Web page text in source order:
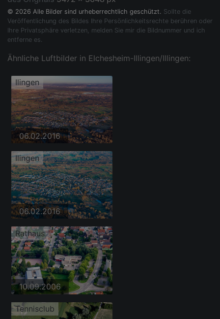
© 2026 Alle Bilder sind urheberrechtlich geschützt. Sollte die
Veröffentlichung des Bildes Ihre Persönlichkeitsrechte berühren oder
Ihre Privatsphäre verletzen, melden Sie mir die Bildnummer und ich
entferne es.
Ähnliche Luftbilder in Elchesheim-Illingen/Illingen:
Ilingen
06.02.2016
Ilingen
06.02.2016
Rathaus
10.09.2006
Tennisclub